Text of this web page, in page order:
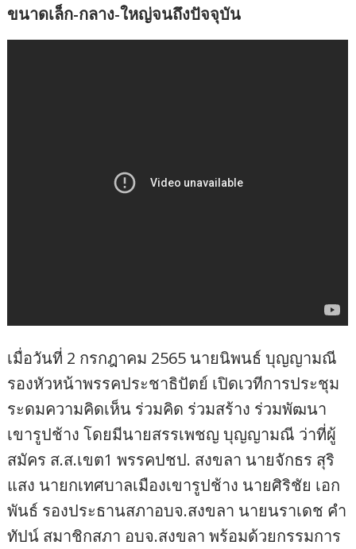
ขนาดเล็ก-กลาง-ใหญ่จนถึงปัจจุบัน
เมื่อวันที่ 2 กรกฎาคม 2565 นายนิพนธ์ บุญญามณี
รองหัวหน้าพรรคประชาธิปัตย์ เปิดเวทีการประชุม
ระดมความคิดเห็น ร่วมคิด ร่วมสร้าง ร่วมพัฒนา
เขารูปช้าง โดยมีนายสรรเพชญ บุญญามณี ว่าที่ผู้
สมัคร ส.ส.เขต1 พรรคปชป. สงขลา นายจักธร สุริ
แสง นายกเทศบาลเมืองเขารูปช้าง นายศิริชัย เอก
พันธ์ รองประธานสภาอบจ.สงขลา นายนราเดช คำ
ทัปน์ สมาชิกสภา อบจ.สงขลา พร้อมด้วยกรรมการ